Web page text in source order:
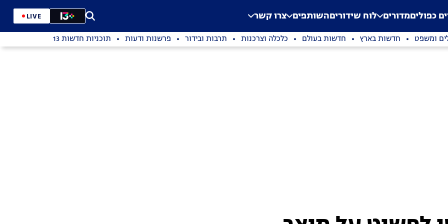
Application error: a
. כפוליםמדורים לוח שידוריםהשותפים צרו קשר LIVE
ומשפט חדשות בארץ חדשות בעולם כלכלה וצרכנות תרבות ובידור פרשנות ודעות תוכניות חדשות 13